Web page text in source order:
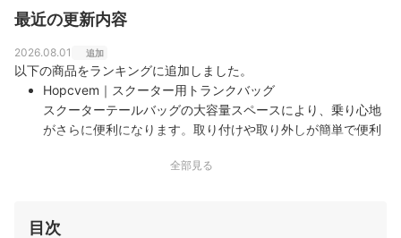
を推進している。ホームページにはキャンプBLOGも多
https://www.moto-factory-ban.com/blog/
植松太郎のプロフィール
最近の更新内容
2026.08.01 追加
以下の商品をランキングに追加しました。
Hopcvem｜スクーター用トランクバッグ
スクーターテールバッグの大容量スペースにより、乗り心地
がさらに便利になります。取り付けや取り外しが簡単で便利
ムを簡単に整理できるレイヤードデザインのコンパートメン
全部見る
目次